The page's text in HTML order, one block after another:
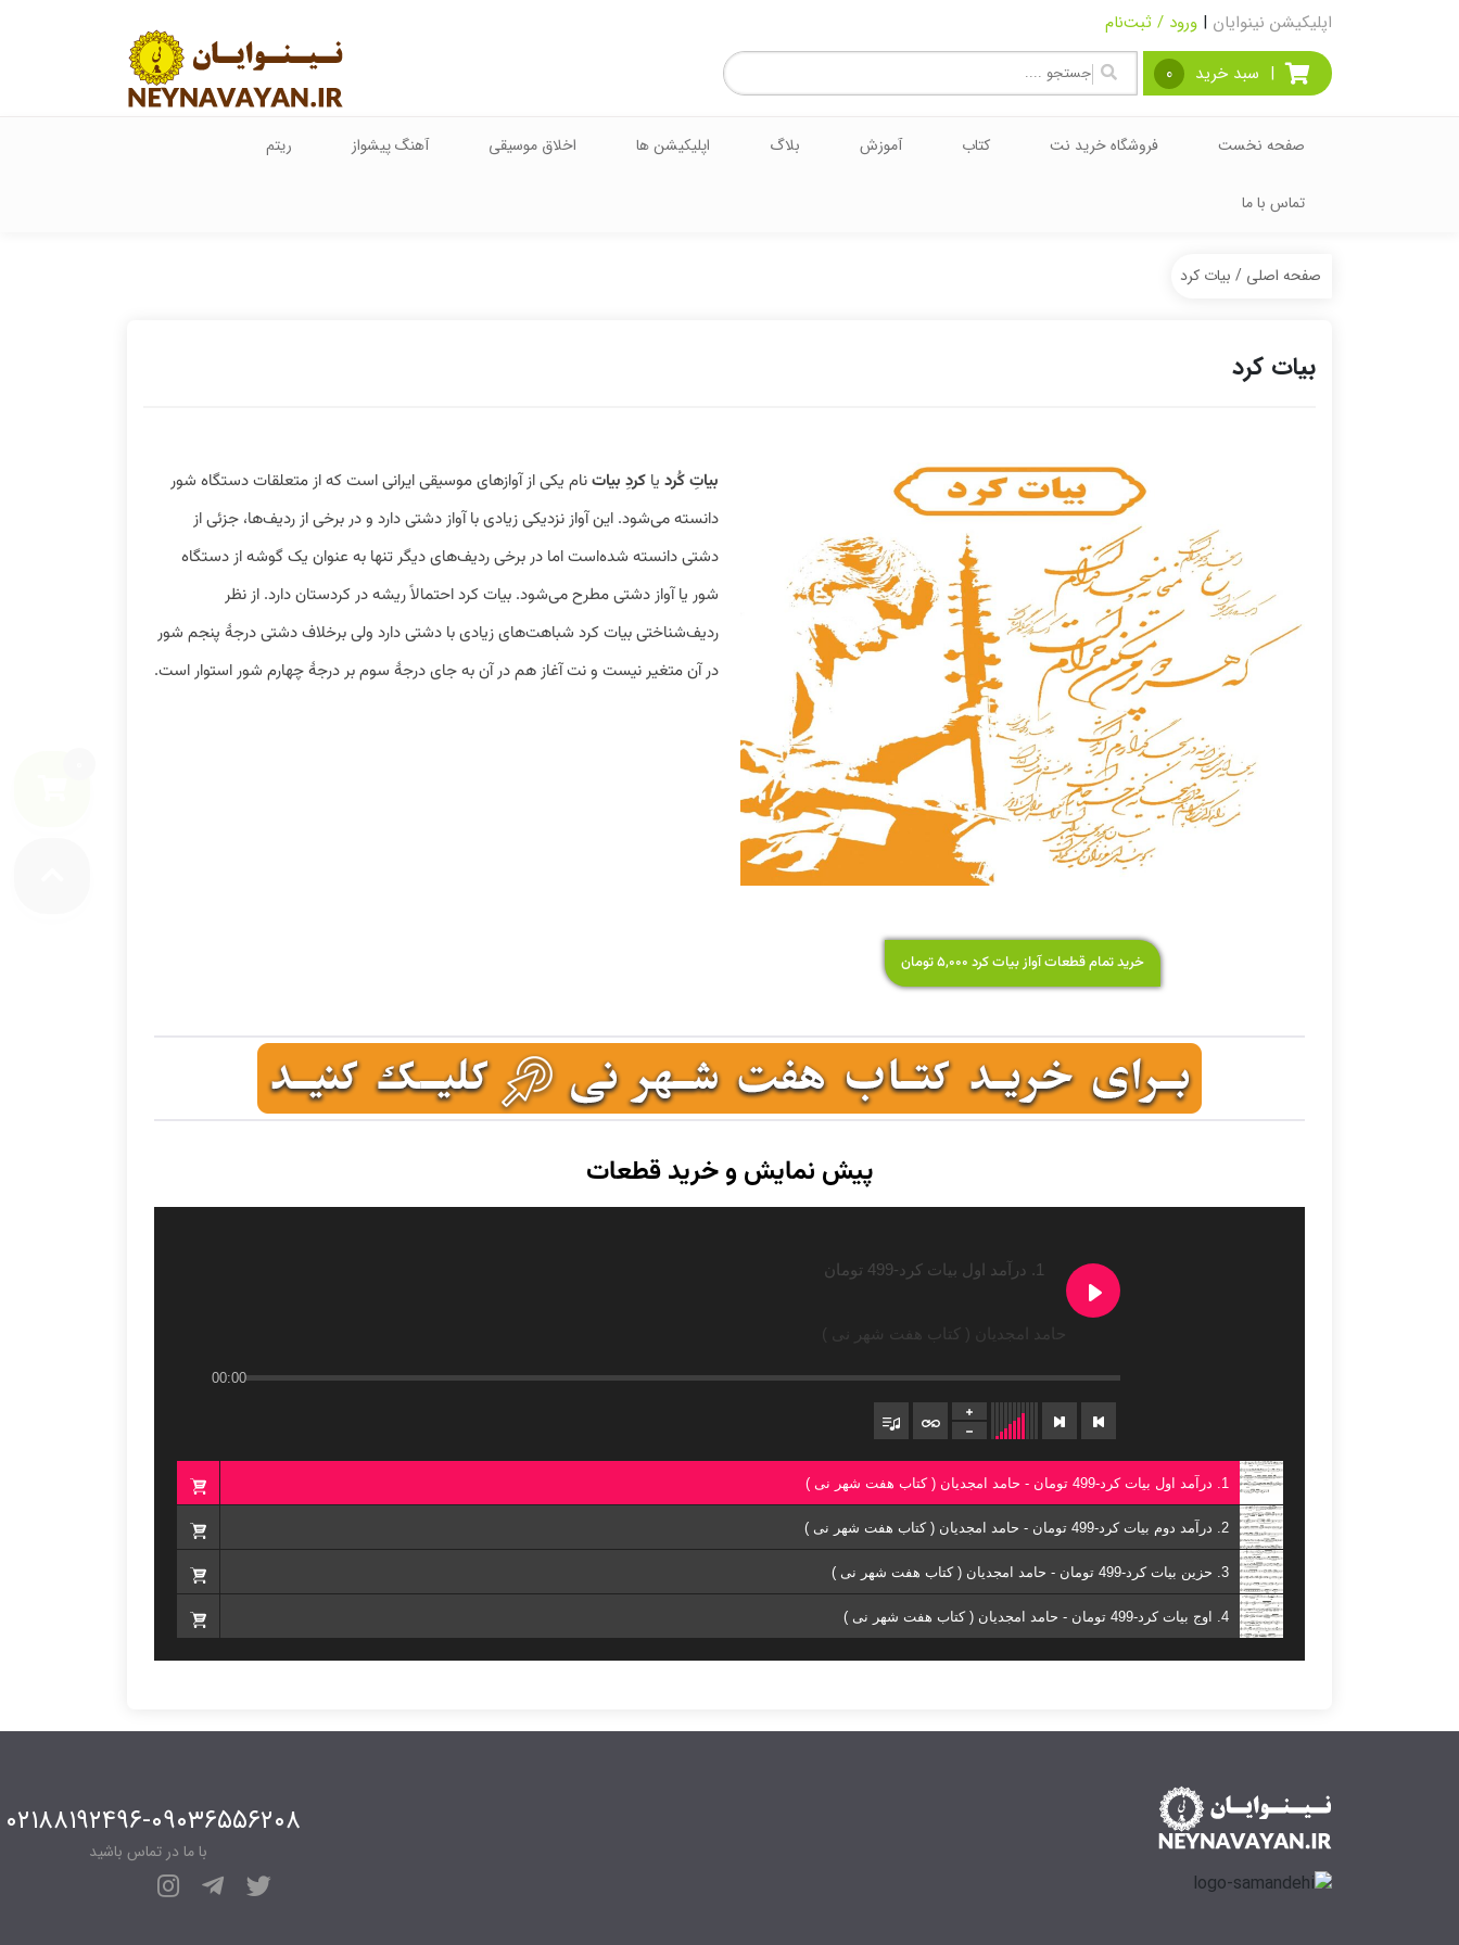
اپلیکیشن نینوایان | ورود / ثبت‌نام
| سبد خرید 0
صفحه نخست فروشگاه خرید نت کتاب آموزش بلاگ اپلیکیشن ها اخلاق موسیقی آهنگ پیشواز ریتم
تماس با ما
صفحه اصلی / بیات کرد
بیات کرد
خرید تمام قطعات آواز بیات کرد ۵,۰۰۰ تومان
بیاتِ کُرد یا کردِ بیاتنام یکی از آوازهای موسیقی ایرانی است که از متعلقات دستگاه شور
دانسته می‌شود. این آواز نزدیکی زیادی با آواز دشتی دارد و در برخی از ردیف‌ها، جزئی از
دشتی دانسته شده‌است اما در برخی ردیف‌های دیگر تنها به عنوان یک گوشه از دستگاه
شور یا آواز دشتی مطرح می‌شود. بیات کرد احتمالاً ریشه در کردستان دارد. از نظر
ردیف‌شناختی بیات کرد شباهت‌های زیادی با دشتی دارد ولی برخلاف دشتی درجهٔ پنجم شور
در آن متغیر نیست و نت آغاز هم در آن به جای درجهٔ سوم بر درجهٔ چهارم شور استوار است.
پیش نمایش و خرید قطعات
1. درآمد اول بیات کرد-499 تومان
حامد امجدیان ( کتاب هفت شهر نی )
00:00
1. درآمد اول بیات کرد-499 تومان - حامد امجدیان ( کتاب هفت شهر نی )
2. درآمد دوم بیات کرد-499 تومان - حامد امجدیان ( کتاب هفت شهر نی )
3. حزین بیات کرد-499 تومان - حامد امجدیان ( کتاب هفت شهر نی )
4. اوج بیات کرد-499 تومان - حامد امجدیان ( کتاب هفت شهر نی )
۰۲۱۸۸۱۹۲۴۹۶-۰۹۰۳۶۵۵۶۲۰۸
با ما در تماس باشید